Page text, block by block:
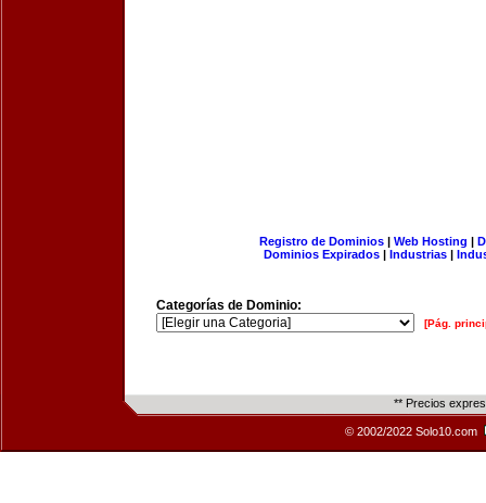
Registro de Dominios| Web Hosting |
Dominios Expirados | Industrias |
Categorías de Dominio:
[Pág.
** Precios
© 2002/2022 Solo10.com